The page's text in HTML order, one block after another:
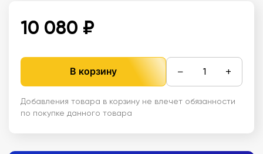
10 080 ₽
В корзину − +
Добавления товара в корзину не влечет обязанности
по покупке данного товара